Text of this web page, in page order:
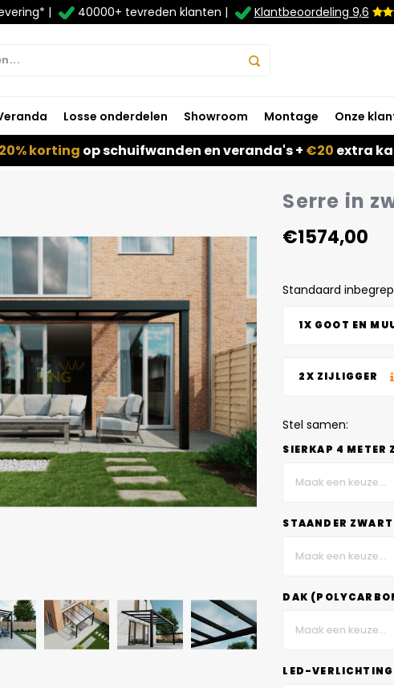
| 40000+ tevreden klanten | Klantbeoordeling 9,6
Losse onderdelen Showroom Montage Onze
korting op schuifwanden en veranda's + €20 extra
Serre in
€1574,00
Standaard
1X GOOT EN
2X ZIJLIGGER
Stel samen:
SIERKAP 4 METER
Maak een keuze...
STAANDER
Maak een keuze...
DAK
Maak een keuze...
LED-